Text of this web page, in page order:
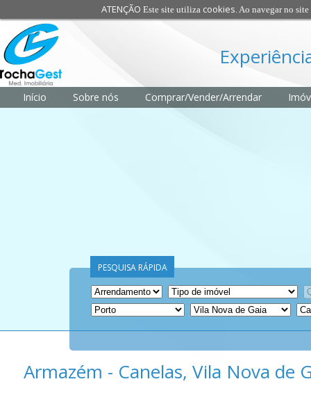
ATENÇÃO Este site utiliza cookies. Ao navegar no
Início Sobre nós Comprar/Vender/Arrendar
PESQUISA RÁPIDA
Armazém - Canelas, Vila Nova de